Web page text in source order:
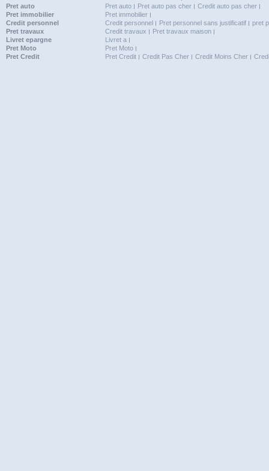
Pret auto
Pret auto Pret auto pas cher
Credit auto pas cher
Pret immobilier
Pret immobilier
Credit personnel
Credit personnel Pret personnel sans justificatif
pret
Pret travaux
Credit travaux
Pret travaux maison
Livret epargne
Livret a
Pret Moto
Pret Moto
Pret Credit
Pret Credit Credit Pas Cher Credit Moins Cher